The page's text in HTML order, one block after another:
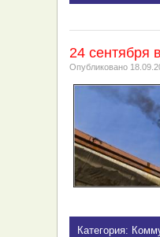
24 сентября
Опубликовано
Категория: